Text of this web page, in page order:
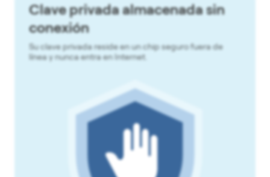
Clave privada almacenada sin
conexión
Su clave privada reside en un chip seguro fuera de
línea y nunca entra en Internet.